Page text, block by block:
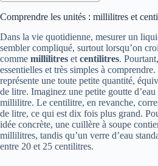
Comprendre les unités : millilitres et
Dans la vie quotidienne, mesurer un
sembler compliqué, surtout lorsqu’on
comme millilitres et centilitres.
essentielles et très simples à
représente une toute petite quantité,
de litre. Imaginez une petite goutte
millilitre. Le centilitre, en revanche,
de litre, ce qui est dix fois plus grand.
idée concrète, une cuillère à soupe
millilitres, tandis qu’un verre d’eau
entre 20 et 25 centilitres.